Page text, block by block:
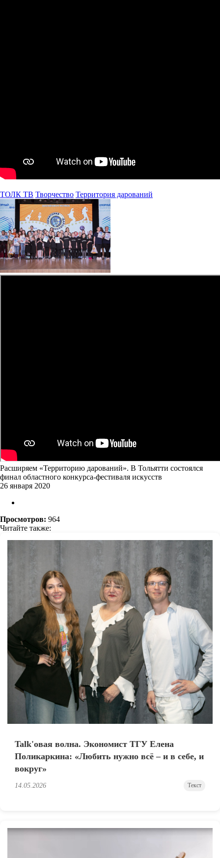
ТОЛК ТВ Творчество Территория дарований
Расширяем «Территорию дарований». В Тольятти состоялся
финал областного конкурса-фестиваля искусств
26 января 2020
Просмотров: 964
Читайте также:
Talk'овая волна. Экономист ТГУ Елена
Поликаркина: «Любить нужно всё – и в себе, и
вокруг»
14.05.2026 Текст